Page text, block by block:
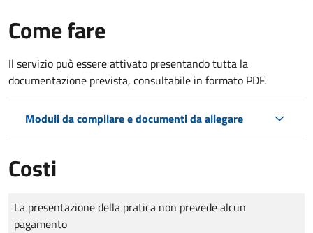
Come fare
Il servizio può essere attivato presentando tutta la
documentazione prevista, consultabile in formato PDF.
Moduli da compilare e documenti da allegare
Costi
Tipo di pagamento
Importo
La presentazione della pratica non prevede alcun
pagamento